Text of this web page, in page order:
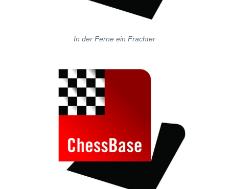
In der Ferne ein Frachter